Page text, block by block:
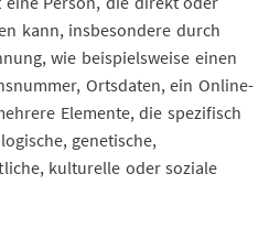
kann, insbesondere durch
wie beispielsweise einen
Ortsdaten, ein Online-
Elemente, die spezifisch
genetische,
kulturelle oder soziale